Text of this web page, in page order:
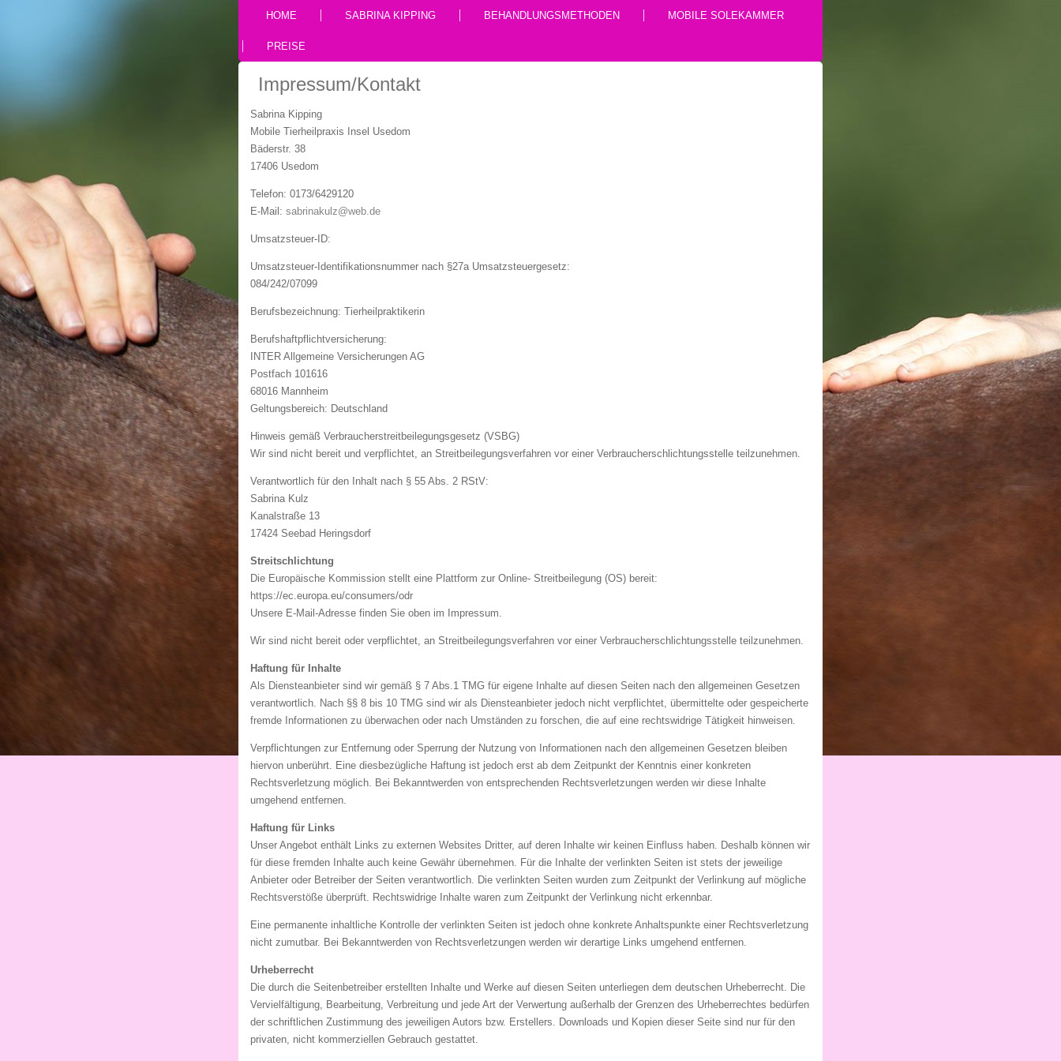
HOME SABRINA KIPPING BEHANDLUNGSMETHODEN MOBILE SOLEKAMMER
PREISE
Impressum/Kontakt
Sabrina Kipping
Mobile Tierheilpraxis Insel Usedom
Bäderstr. 38
17406 Usedom
Telefon: 0173/6429120
E-Mail:sabrinakulz@web.de
Umsatzsteuer-ID:
Umsatzsteuer-Identifikationsnummer nach §27a Umsatzsteuergesetz:
084/242/07099
Berufsbezeichnung: Tierheilpraktikerin
Berufshaftpflichtversicherung:
INTER Allgemeine Versicherungen AG
Postfach 101616
68016 Mannheim
Geltungsbereich: Deutschland
Hinweis gemäß Verbraucherstreitbeilegungsgesetz (VSBG)
Wir sind nicht bereit und verpflichtet, an Streitbeilegungsverfahren vor einer Verbraucherschlichtungsstelle teilzunehmen.
Verantwortlich für den Inhalt nach § 55 Abs. 2 RStV:
Sabrina Kulz
Kanalstraße 13
17424 Seebad Heringsdorf
Streitschlichtung
Die Europäische Kommission stellt eine Plattform zur Online- Streitbeilegung (OS) bereit:
https://ec.europa.eu/consumers/odr
Unsere E-Mail-Adresse finden Sie oben im Impressum.
Wir sind nicht bereit oder verpflichtet, an Streitbeilegungsverfahren vor einer Verbraucherschlichtungsstelle teilzunehmen.
Haftung für Inhalte
Als Diensteanbieter sind wir gemäß § 7 Abs.1 TMG für eigene Inhalte auf diesen Seiten nach den allgemeinen Gesetzen
verantwortlich. Nach §§ 8 bis 10 TMG sind wir als Diensteanbieter jedoch nicht verpflichtet, übermittelte oder gespeicherte
fremde Informationen zu überwachen oder nach Umständen zu forschen, die auf eine rechtswidrige Tätigkeit hinweisen.
Verpflichtungen zur Entfernung oder Sperrung der Nutzung von Informationen nach den allgemeinen Gesetzen bleiben
hiervon unberührt. Eine diesbezügliche Haftung ist jedoch erst ab dem Zeitpunkt der Kenntnis einer konkreten
Rechtsverletzung möglich. Bei Bekanntwerden von entsprechenden Rechtsverletzungen werden wir diese Inhalte
umgehend entfernen.
Haftung für Links
Unser Angebot enthält Links zu externen Websites Dritter, auf deren Inhalte wir keinen Einfluss haben. Deshalb können wir
für diese fremden Inhalte auch keine Gewähr übernehmen. Für die Inhalte der verlinkten Seiten ist stets der jeweilige
Anbieter oder Betreiber der Seiten verantwortlich. Die verlinkten Seiten wurden zum Zeitpunkt der Verlinkung auf mögliche
Rechtsverstöße überprüft. Rechtswidrige Inhalte waren zum Zeitpunkt der Verlinkung nicht erkennbar.
Eine permanente inhaltliche Kontrolle der verlinkten Seiten ist jedoch ohne konkrete Anhaltspunkte einer Rechtsverletzung
nicht zumutbar. Bei Bekanntwerden von Rechtsverletzungen werden wir derartige Links umgehend entfernen.
Urheberrecht
Die durch die Seitenbetreiber erstellten Inhalte und Werke auf diesen Seiten unterliegen dem deutschen Urheberrecht. Die
Vervielfältigung, Bearbeitung, Verbreitung und jede Art der Verwertung außerhalb der Grenzen des Urheberrechtes bedürfen
der schriftlichen Zustimmung des jeweiligen Autors bzw. Erstellers. Downloads und Kopien dieser Seite sind nur für den
privaten, nicht kommerziellen Gebrauch gestattet.